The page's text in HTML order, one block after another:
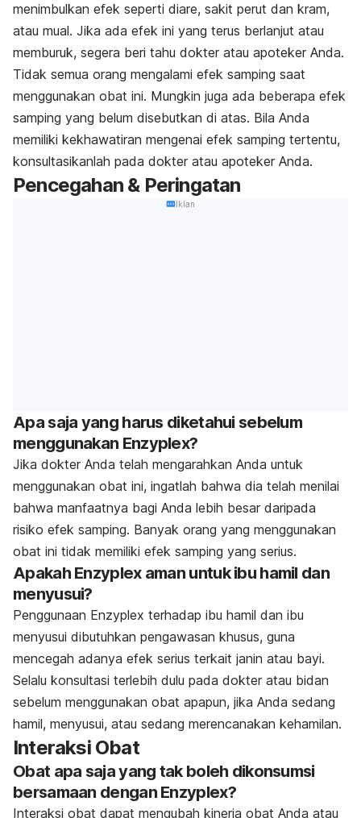
menimbulkan efek seperti diare, sakit perut dan kram,
atau mual. Jika ada efek ini yang terus berlanjut atau
memburuk, segera beri tahu dokter atau apoteker Anda.
Tidak semua orang mengalami efek samping saat
menggunakan obat ini. Mungkin juga ada beberapa efek
samping yang belum disebutkan di atas. Bila Anda
memiliki kekhawatiran mengenai efek samping tertentu,
konsultasikanlah pada dokter atau apoteker Anda.
Pencegahan & Peringatan
Iklan
Apa saja yang harus diketahui sebelum
menggunakan Enzyplex?
Jika dokter Anda telah mengarahkan Anda untuk
menggunakan obat ini, ingatlah bahwa dia telah menilai
bahwa manfaatnya bagi Anda lebih besar daripada
risiko efek samping. Banyak orang yang menggunakan
obat ini tidak memiliki efek samping yang serius.
Apakah Enzyplex aman untuk ibu hamil dan
menyusui?
Penggunaan Enzyplex terhadap ibu hamil dan ibu
menyusui dibutuhkan pengawasan khusus, guna
mencegah adanya efek serius terkait janin atau bayi.
Selalu konsultasi terlebih dulu pada dokter atau bidan
sebelum menggunakan obat apapun, jika Anda sedang
hamil, menyusui, atau sedang merencanakan kehamilan.
Interaksi Obat
Obat apa saja yang tak boleh dikonsumsi
bersamaan dengan Enzyplex?
Interaksi obat dapat mengubah kinerja obat Anda atau